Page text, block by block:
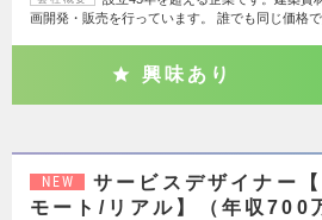
画開発・販売を行っています。 誰でも同じ価格
興味あり
NEW
サービスデザイナー
モート/リアル】（年収700